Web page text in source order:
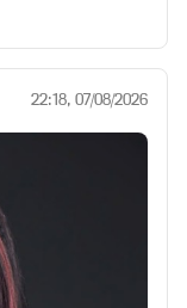
22:18, 07/08/2026